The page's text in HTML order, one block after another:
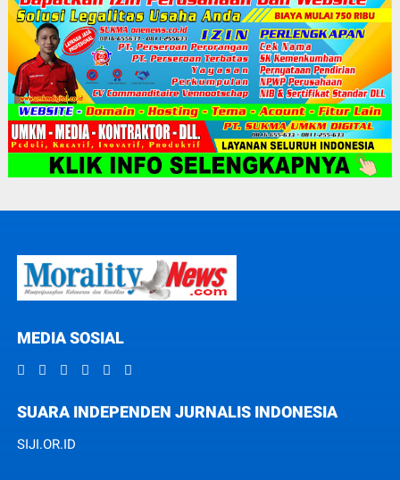
MEDIA SOSIAL
SUARA INDEPENDEN JURNALIS INDONESIA
SIJI.OR.ID